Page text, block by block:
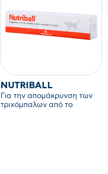
NUTRIBALL
Για την απομάκρυνση των
τριχόμπαλων από το